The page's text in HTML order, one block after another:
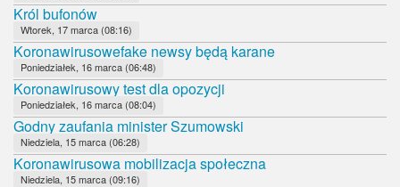
Król bufonów
Wtorek, 17 marca (08:16)
Koronawirusowefake newsy będą karane
Poniedziałek, 16 marca (06:48)
Koronawirusowy test dla opozycji
Poniedziałek, 16 marca (08:04)
Godny zaufania minister Szumowski
Niedziela, 15 marca (06:28)
Koronawirusowa mobilizacja społeczna
Niedziela, 15 marca (09:16)